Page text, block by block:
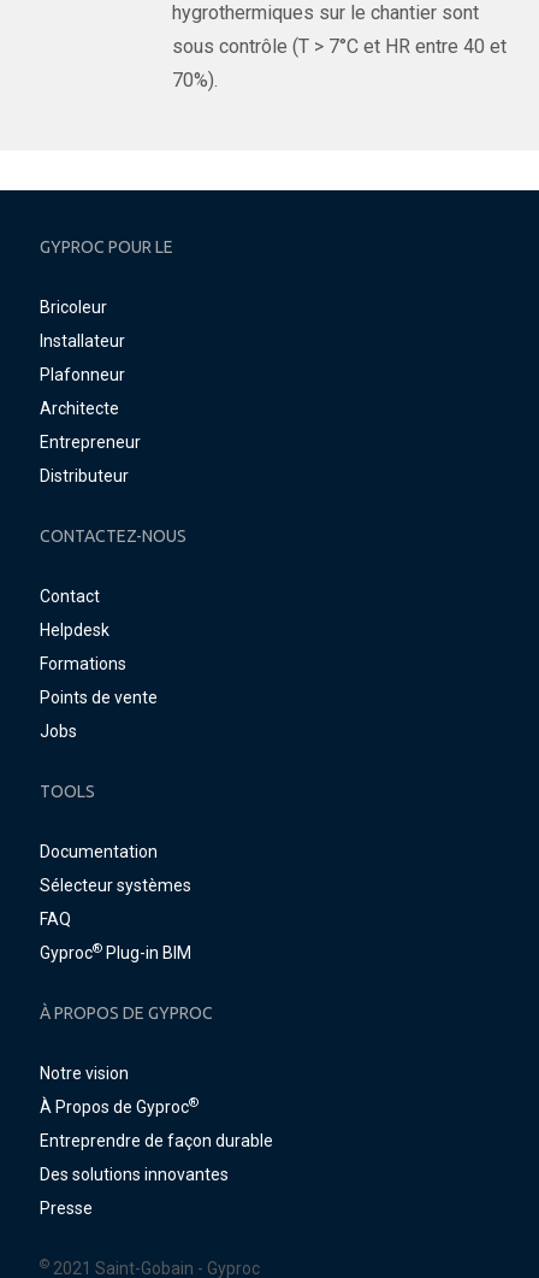
hygrothermiques sur le chantier sont
sous contrôle (T > 7°C et HR entre 40 et
70%).
GYPROC POUR LE
Bricoleur
Installateur
Plafonneur
Architecte
Entrepreneur
Distributeur
CONTACTEZ-NOUS
Contact
Helpdesk
Formations
Points de vente
Jobs
TOOLS
Documentation
Sélecteur systèmes
FAQ
Gyproc® Plug-in BIM
À PROPOS DE GYPROC
Notre vision
À Propos de Gyproc®
Entreprendre de façon durable
Des solutions innovantes
Presse
© 2021 Saint-Gobain - Gyproc